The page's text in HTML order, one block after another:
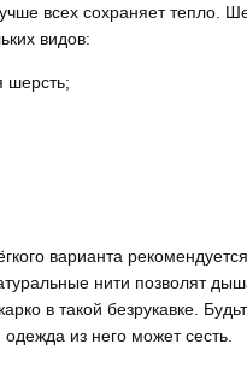
всех сохраняет тепло.
видов:
шерсть;
варианта
нити позволят
в такой безрукавке.
одежда из него может сесть.